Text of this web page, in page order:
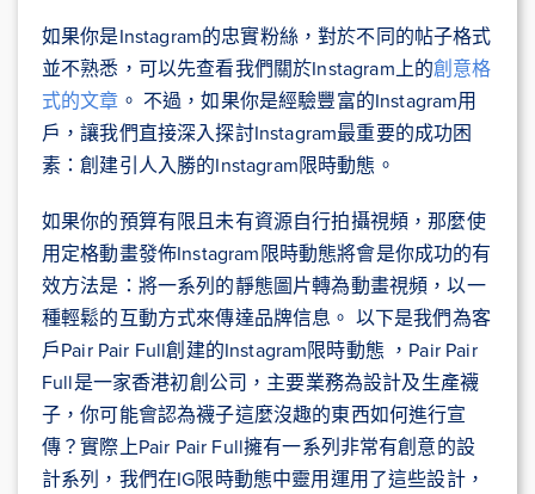
如果你是Instagram的忠實粉絲，對於不同的帖子格式
並不熟悉，可以先查看我們關於Instagram上的創意格
式的文章 。 不過，如果你是經驗豐富的Instagram用
戶，讓我們直接深入探討Instagram最重要的成功困
素：創建引人入勝的Instagram限時動態。
如果你的預算有限且未有資源自行拍攝視頻，那麼使
用定格動畫發佈Instagram限時動態將會是你成功的有
效方法是：將一系列的靜態圖片轉為動畫視頻，以一
種輕鬆的互動方式來傳達品牌信息。 以下是我們為客
戶Pair Pair Full創建的Instagram限時動態 ，Pair Pair
Full是一家香港初創公司，主要業務為設計及生產襪
子，你可能會認為襪子這麼沒趣的東西如何進行宣
傳？實際上Pair Pair Full擁有一系列非常有創意的設
計系列，我們在IG限時動態中靈用運用了這些設計，